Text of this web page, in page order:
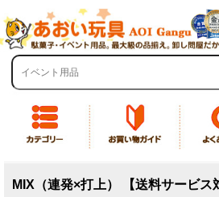
MIX（連発×打上） 【送料サービス